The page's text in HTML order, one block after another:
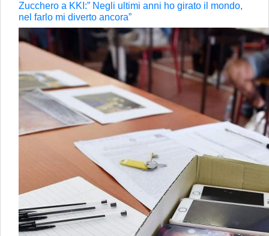
Zucchero a KKI:” Negli ultimi anni ho girato il mondo,
nel farlo mi diverto ancora”